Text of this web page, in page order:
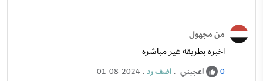
من مجهول
اخبره بطريقه غير مباشره
0 اعجبني .اضف رد.
01-08-2024